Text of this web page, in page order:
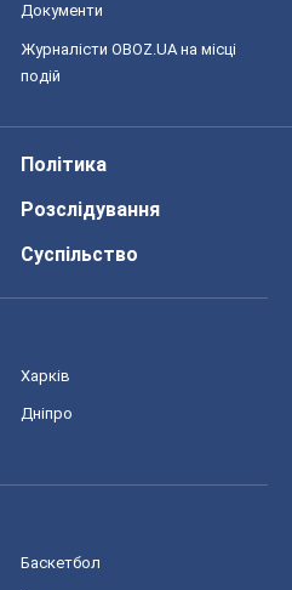
Документи
Журналісти OBOZ.UA на місці
подій
Політика
Розслідування
Суспільство
Харків
Дніпро
Баскетбол